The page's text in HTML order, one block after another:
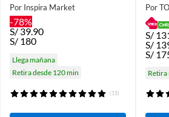
Por Inspira Market
-78%
S/39.90
S/ 180
Llega mañana
Retira desde 120 min
(15)
Por
S/
S/
S/
Retira